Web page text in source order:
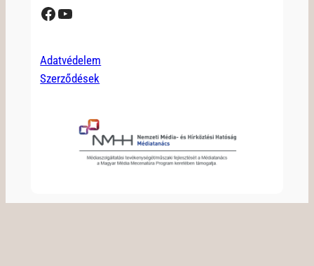
Facebook YouTube
Adatvédelem
Szerződések